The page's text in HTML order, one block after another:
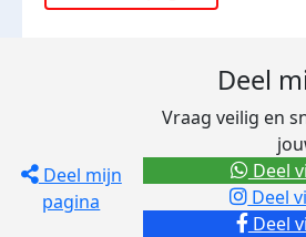
Deel mijn
pagina
Deel
Vraag veilig en
Deel
Deel
Deel